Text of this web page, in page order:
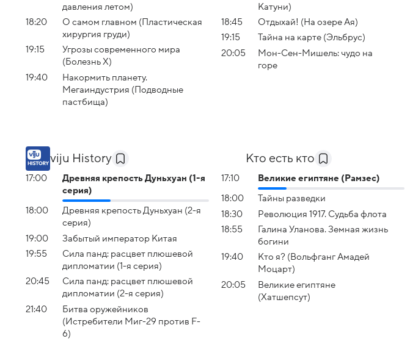
давления летом)
18:20
О самом главном (Пластическая
хирургия груди)
19:15
Угрозы современного мира
(Болезнь Х)
19:40
Накормить планету.
Мегаиндустрия (Подводные
пастбища)
Катуни)
18:45
Отдыхай! (На озере Ая)
19:15
Тайна на карте (Эльбрус)
20:05
Мон-Сен-Мишель: чудо на
горе
viju History
17:00
Древняя крепость Дуньхуан (1-я
серия)
18:00
Древняя крепость Дуньхуан (2-я
серия)
19:00
Забытый император Китая
19:55
Сила панд: расцвет плюшевой
дипломатии (1-я серия)
20:45
Сила панд: расцвет плюшевой
дипломатии (2-я серия)
21:40
Битва оружейников
(Истребители Миг-29 против F-
6)
Кто есть кто
17:10 Великие египтяне (Рамзес)
18:00
Тайны разведки
18:30
Революция 1917. Судьба флота
18:55
Галина Уланова. Земная жизнь
богини
19:40
Кто я? (Вольфганг Амадей
Моцарт)
20:05
Великие египтяне
(Хатшепсут)